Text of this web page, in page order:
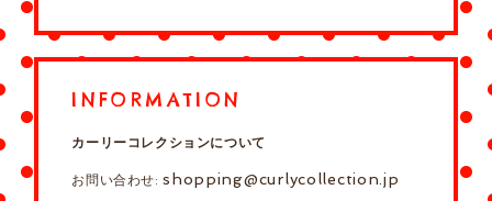
INFORMATION
カーリーコレクションについて
お問い合わせ:shopping@curlycollection.jp